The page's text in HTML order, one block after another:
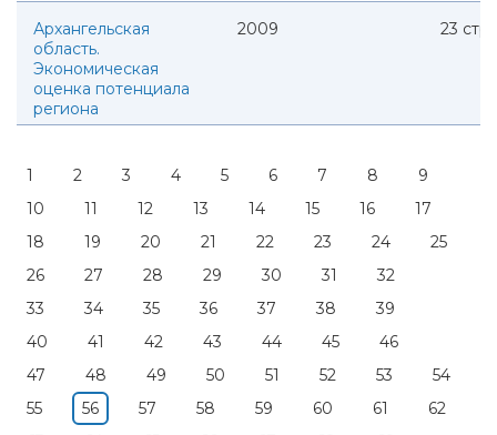
Архангельская
область.
Экономическая
оценка потенциала
региона
2009 23 стр.
1 2 3 4 5 6 7 8
9
10
11 12 13 14 15 16
17
18
19 20 21 22 23 24
25
26
27 28 29 30 31
32
33
34 35 36 37 38
39
40
41 42 43 44 45
46
47
48 49 50 51 52 53
54
55
56 57 58 59 60 61
62